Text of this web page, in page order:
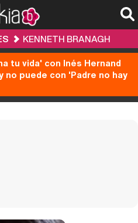
KENNETH BRANAGH
tu vida' con Inés Hernand
puede con 'Padre no hay